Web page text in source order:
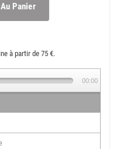
Panier
à partir de 75 €.
00:00